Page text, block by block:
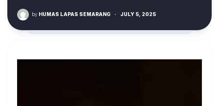
by HUMAS LAPAS SEMARANG · JULY 5, 2025